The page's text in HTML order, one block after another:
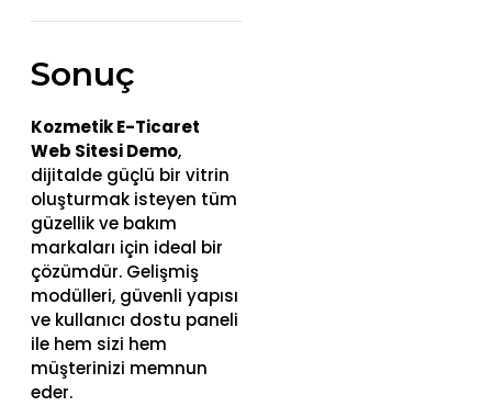
Sonuç
Kozmetik E-Ticaret
Web Sitesi Demo,
dijitalde güçlü bir vitrin
oluşturmak isteyen tüm
güzellik ve bakım
markaları için ideal bir
çözümdür. Gelişmiş
modülleri, güvenli yapısı
ve kullanıcı dostu paneli
ile hem sizi hem
müşterinizi memnun
eder.